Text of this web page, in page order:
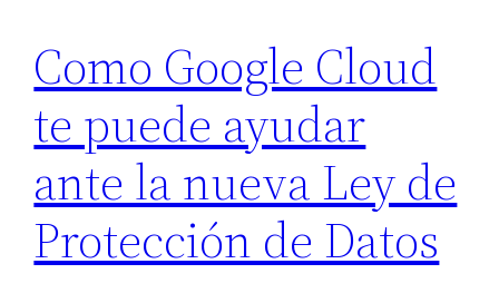
Como Google Cloud
te puede ayudar
ante la nueva Ley de
Protección de Datos